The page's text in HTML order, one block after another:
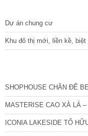
Dự án chung cư
Khu đô thị mới, liền kề,
SHOPHOUSE CHÂN ĐẾ
MASTERISE CAO XÀ LÁ
ICONIA LAKESIDE TỐ